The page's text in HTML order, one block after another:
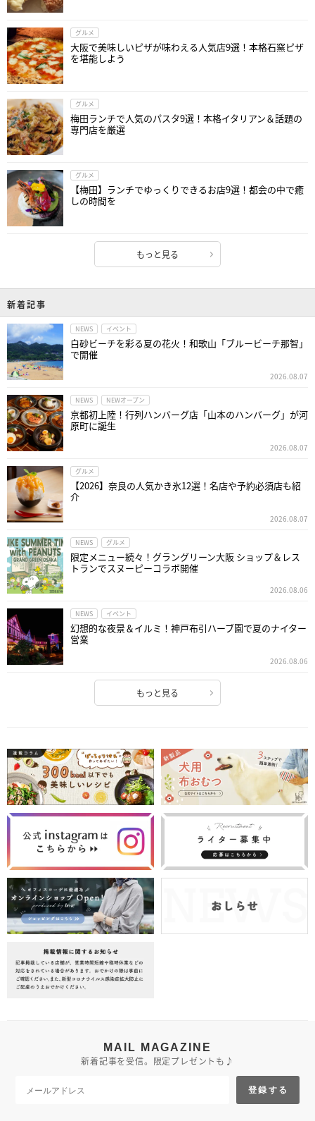
グルメ
大阪で美味しいピザが味わえる人気店9選！本格石窯ピザ
を堪能しよう
グルメ
梅田ランチで人気のパスタ9選！本格イタリアン＆話題の
専門店を厳選
グルメ
【梅田】ランチでゆっくりできるお店9選！都会の中で癒
しの時間を
もっと見る
新着記事
NEWS イベント
白砂ビーチを彩る夏の花火！和歌山「ブルービーチ那智」
で開催
2026.08.07
NEWS NEWオープン
京都初上陸！行列ハンバーグ店「山本のハンバーグ」が河
原町に誕生
2026.08.07
グルメ
【2026】奈良の人気かき氷12選！名店や予約必須店も紹
介
2026.08.07
NEWS グルメ
限定メニュー続々！グラングリーン大阪 ショップ＆レス
トランでスヌーピーコラボ開催
2026.08.06
NEWS イベント
幻想的な夜景＆イルミ！神戸布引ハーブ園で夏のナイター
営業
2026.08.06
もっと見る
MAIL MAGAZINE
新着記事を受信。限定プレゼントも♪
登録する